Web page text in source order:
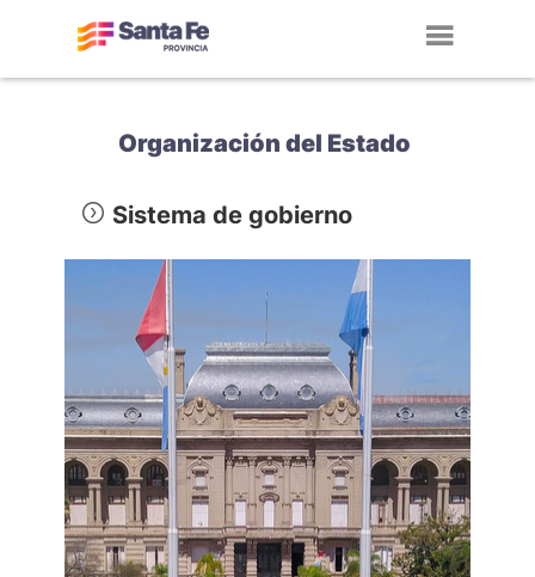
Organización del Estado
Sistema de gobierno